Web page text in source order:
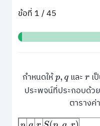
ข้อที่ 1 / 45
กำหนดให้p,q และr เ
ประพจน์ที่ประกอบด้
ตารางค่